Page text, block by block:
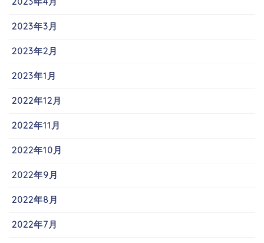
2023年3月
2023年2月
2023年1月
2022年12月
2022年11月
2022年10月
2022年9月
2022年8月
2022年7月